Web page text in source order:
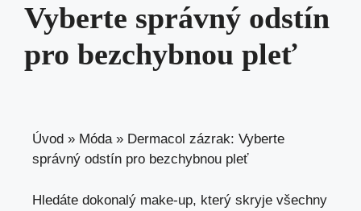
Vyberte správný odstín
pro bezchybnou pleť
Úvod » Móda» Dermacol zázrak: Vyberte
správný odstín pro bezchybnou pleť
Hledáte dokonalý make-up, který skryje všechny